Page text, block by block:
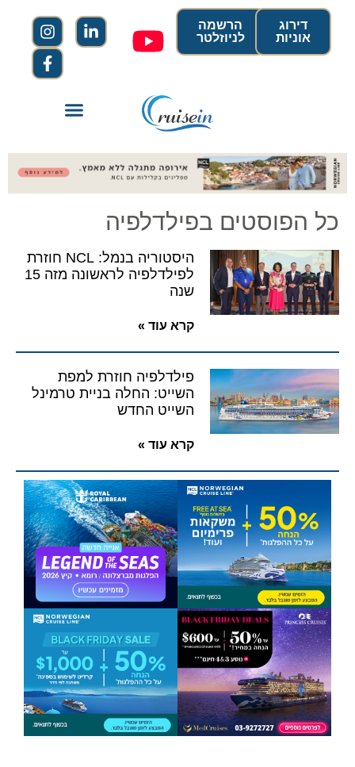
הרשמה
לניוזלטר
דירוג
אוניות
כל הפוסטים בפילדלפיה
היסטוריה בנמל: NCL חוזרת
לפילדלפיה לראשונה מזה 15
שנה
קרא עוד »
פילדלפיה חוזרת למפת
השייט: החלה בניית טרמינל
השייט החדש
קרא עוד »